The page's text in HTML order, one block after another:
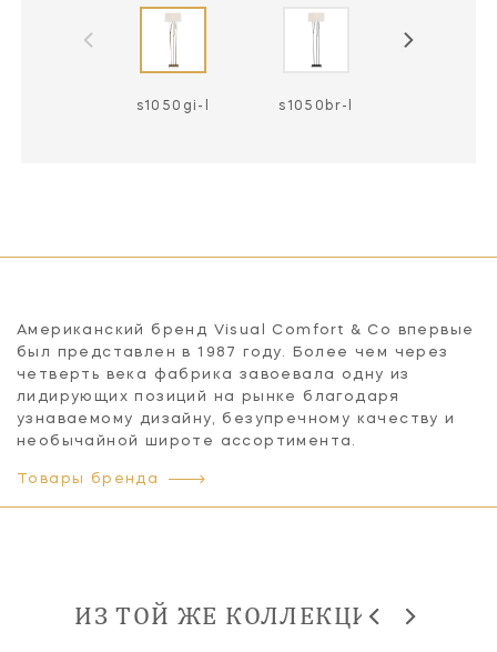
s1050gi-l s1050br-l
Американский бренд Visual Comfort & Co впервые
был представлен в 1987 году. Более чем через
четверть века фабрика завоевала одну из
лидирующих позиций на рынке благодаря
узнаваемому дизайну, безупречному качеству и
необычайной широте ассортимента.
Товары бренда
ИЗ ТОЙ ЖЕ КОЛЛЕКЦИИ